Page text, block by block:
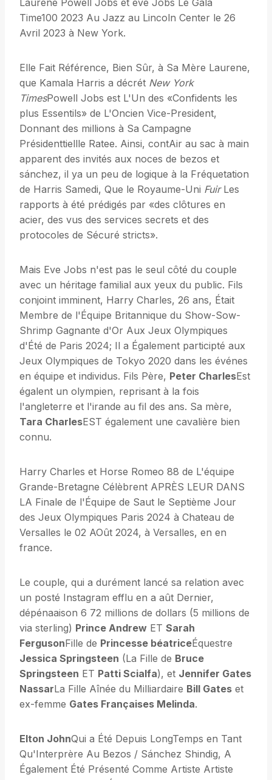
Laurene Powell Jobs et eve Jobs Le Gala
Time100 2023 Au Jazz au Lincoln Center le 26
Avril 2023 à New York.
Elle Fait Référence, Bien Sûr, à Sa Mère Laurene,
que Kamala Harris a décrét New York
TimesPowell Jobs est L'Un des «Confidents les
plus Essentils» de L'Oncien Vice-President,
Donnant des millions à Sa Campagne
Présidenttiellle Ratee. Ainsi, contAir au sac à main
apparent des invités aux noces de bezos et
sánchez, il ya un peu de logique à la Fréquetation
de Harris Samedi, Que le Royaume-Uni FuirLes
rapports à été prédigés par «des clôtures en
acier, des vus des services secrets et des
protocoles de Sécuré stricts».
Mais Eve Jobs n'est pas le seul côté du couple
avec un héritage familial aux yeux du public. Fils
conjoint imminent, Harry Charles, 26 ans, Était
Membre de l'Équipe Britannique du Show-Sow-
Shrimp Gagnante d'Or Aux Jeux Olympiques
d'Été de Paris 2024; Il a Également participté aux
Jeux Olympiques de Tokyo 2020 dans les événes
en équipe et individus. Fils Père, Peter CharlesEst
égalent un olympien, reprisant à la fois
l'angleterre et l'irande au fil des ans. Sa mère,
Tara CharlesEST également une cavalière bien
connu.
Harry Charles et Horse Romeo 88 de L'équipe
Grande-Bretagne Célèbrent APRÈS LEUR DANS
LA Finale de l'Équipe de Saut le Septième Jour
des Jeux Olympiques Paris 2024 à Chateau de
Versalles le 02 AOût 2024, à Versalles, en en
france.
Le couple, qui a durément lancé sa relation avec
un posté Instagram efflu en a aût Dernier,
dépénaaison 6 72 millions de dollars (5 millions de
via sterling) Prince Andrew ET Sarah
FergusonFille de Princesse béatriceÉquestre
Jessica Springsteen (La Fille de Bruce
Springsteen ET Patti Scialfa), et Jennifer Gates
NassarLa Fille Aînée du Milliardaire Bill Gates et
ex-femme Gates Françaises Melinda.
Elton JohnQui a Été Depuis LongTemps en Tant
Qu'Interprère Au Bezos / Sánchez Shindig, A
Également Été Présenté Comme Artiste Artiste